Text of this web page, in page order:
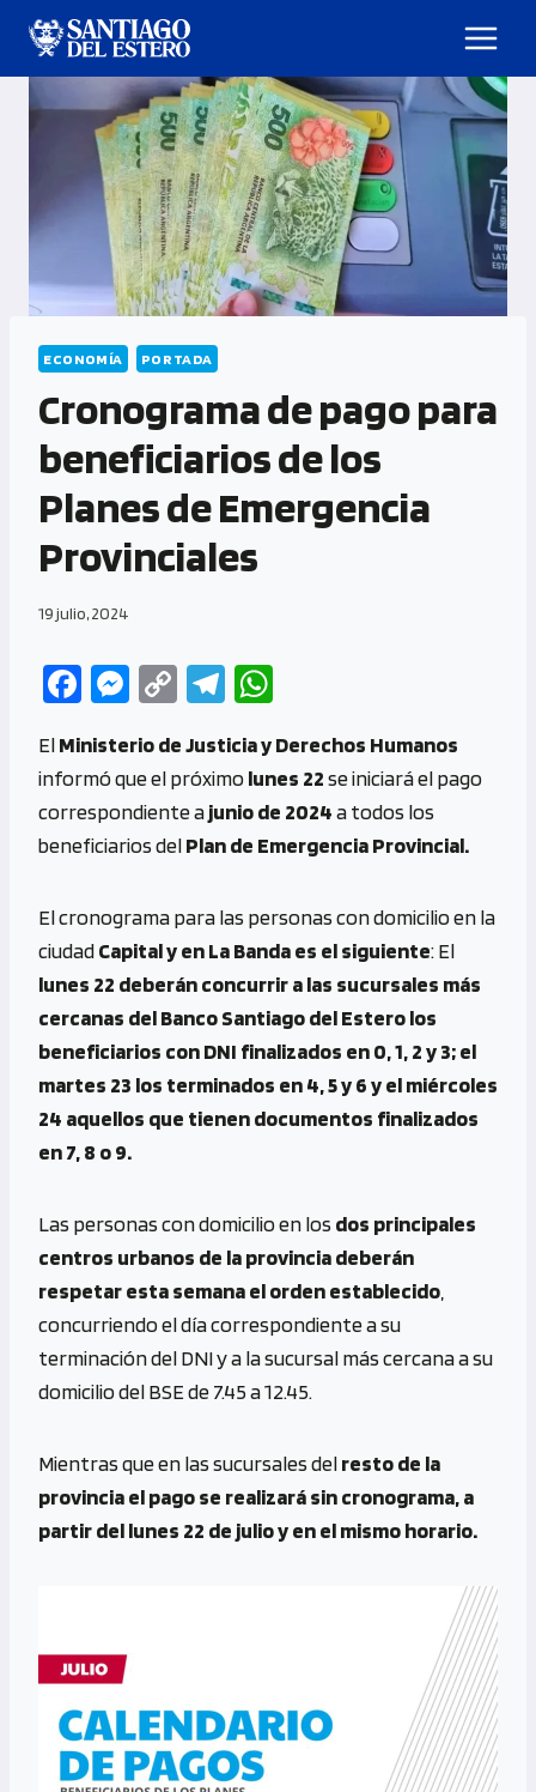
ECONOMÍA PORTADA
Cronograma de pago para
beneficiarios de los
Planes de Emergencia
Provinciales
19 julio, 2024
Fa
b
o
o
M
se
n
g
C
py
Li
n
Te
gr
a
m
at
s
A
p
ElMinisterio de Justicia y Derechos Humanos
informó que el próximolunes 22se iniciará el pago
correspondiente ajunio de 2024a todos los
beneficiarios delPlan de Emergencia Provincial.
El cronograma para las personas con domicilio en la
ciudadCapital y en La Banda es el siguiente: El
lunes 22 deberán concurrir a las sucursales más
cercanas del Banco Santiago del Estero los
beneficiarios con DNI finalizados en 0, 1, 2 y 3; el
martes 23 los terminados en 4, 5 y 6 y el miércoles
24 aquellos que tienen documentos finalizados
en 7, 8 o 9.
Las personas con domicilio en los dos principales
centros urbanos de la provincia deberán
respetar esta semana el orden establecido
concurriendo el día correspondiente a su
terminación del DNI y a la sucursal más cercana a su
domicilio del BSE de 7.45 a 12.45.
Mientras que en las sucursales delresto de la
provincia el pago se realizará sin cronograma, a
partir del lunes 22 de julio y en el mismo horario.